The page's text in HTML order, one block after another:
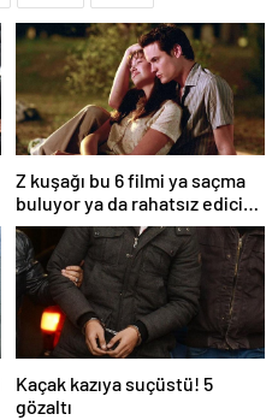
Z kuşağı bu 6 filmi ya saçma
buluyor ya da rahatsız edici
ve toksik!
Kaçak kazıya suçüstü! 5
gözaltı